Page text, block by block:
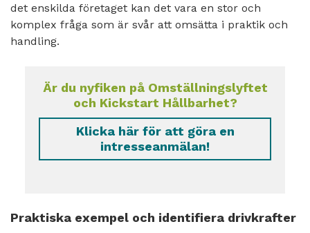
det enskilda företaget kan det vara en stor och
komplex fråga som är svår att omsätta i praktik och
handling.
Är du nyfiken på Omställningslyftet
och Kickstart Hållbarhet?
Klicka här för att göra en
intresseanmälan!
Praktiska exempel och identifiera drivkrafter